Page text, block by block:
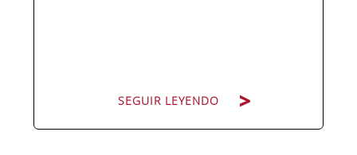
SEGUIR LEYENDO